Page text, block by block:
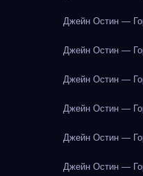
Джейн Остин —
Джейн Остин —
Джейн Остин —
Джейн Остин —
Джейн Остин —
Джейн Остин —